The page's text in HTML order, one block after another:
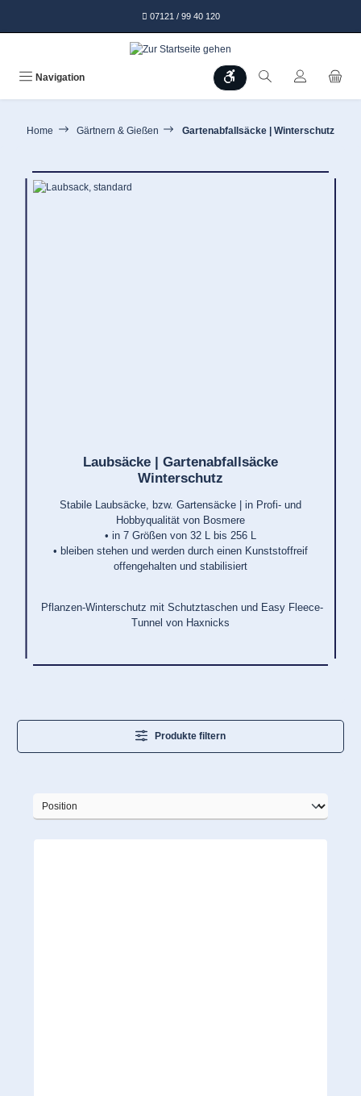
07121 / 99 40 120
Navigation Werkzeugleiste anzeigen
Home Gärtnern & Gießen Gartenabfallsäcke | Winterschutz
Laubsäcke | Gartenabfallsäcke
Winterschutz
Stabile Laubsäcke, bzw. Gartensäcke | in Profi- und
Hobbyqualität von Bosmere
• in 7 Größen von 32 L bis 256 L
• bleiben stehen und werden durch einen Kunststoffreif
offengehalten und stabilisiert
Pflanzen-Winterschutz mit Schutztaschen und Easy Fleece-
Tunnel von Haxnicks
Produkte filtern